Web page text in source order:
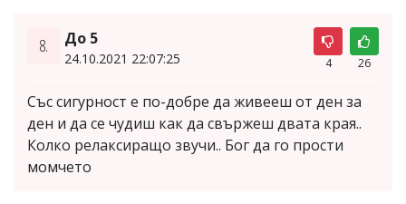
8. До 5
24.10.2021 22:07:25 4 26
Със сигурност е по-добре да живееш от ден за
ден и да се чудиш как да свържеш двата края..
Колко релаксиращо звучи.. Бог да го прости
момчето